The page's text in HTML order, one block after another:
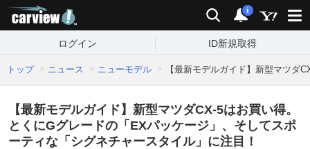
検索 通知
i
ログイン ID新規取得
トップ ニュース ニューモデル 【最新モデルガイド】新型マツダ
【最新モデルガイド】新型マツダCX-5はお買い得。
とくにGグレードの「EXパッケージ」、そしてスポ
ーティな「シグネチャースタイル」に注目！